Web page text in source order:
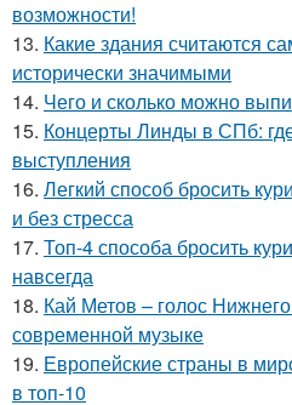
возможности!
13. Какие здания считаются
исторически значимыми
14. Чего и сколько можно
15. Концерты Линды в СПб:
выступления
16. Легкий способ бросить
и без стресса
17. Топ-4 способа бросить
навсегда
18. Кай Метов – голос
современной музыке
19. Европейские страны в
в топ-10